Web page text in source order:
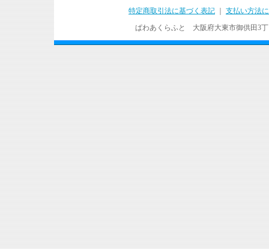
特定商取引法に基づく表記
支払い方法
ぱわあくらふと 大阪府大東市御供田3